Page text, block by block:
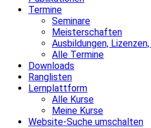
Termine
Seminare
Meisterschaften
Ausbildungen,
Alle Termine
Downloads
Ranglisten
Lernplattform
Alle Kurse
Meine Kurse
Website-Suche umschalten